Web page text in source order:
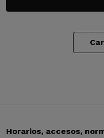
Horarios, accesos,